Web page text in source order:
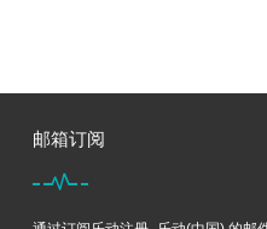
邮箱订阅